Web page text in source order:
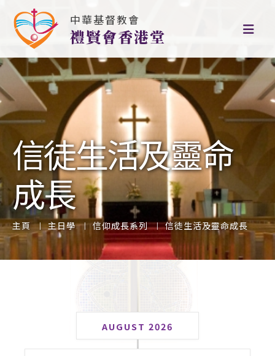
中華基督教會
禮賢會香港堂
信徒生活及靈命
成長
主頁 主日學 信仰成長系列 信徒生活及靈命成長
AUGUST 2026